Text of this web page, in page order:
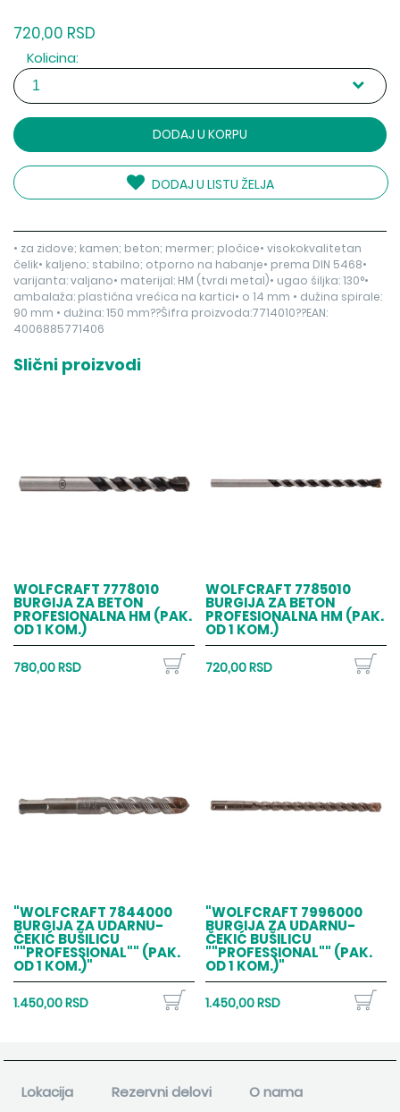
720,00 RSD
Kolicina:
DODAJ U KORPU
DODAJ U LISTU ŽELJA
• za zidove; kamen; beton; mermer; pločice• visokokvalitetan
čelik• kaljeno; stabilno; otporno na habanje• prema DIN 5468•
varijanta: valjano• materijal: HM (tvrdi metal)• ugao šiljka: 130°•
ambalaža: plastična vrećica na kartici• o 14 mm • dužina spirale:
90 mm • dužina: 150 mm??Šifra proizvoda:7714010??EAN:
4006885771406
Slični proizvodi
WOLFCRAFT 7778010
BURGIJA ZA BETON
PROFESIONALNA HM (PAK.
OD 1 KOM.)
780,00 RSD
WOLFCRAFT 7785010
BURGIJA ZA BETON
PROFESIONALNA HM (PAK.
OD 1 KOM.)
720,00 RSD
"WOLFCRAFT 7844000
BURGIJA ZA UDARNU-
ČEKIĆ BUŠILICU
""PROFESSIONAL"" (PAK.
OD 1 KOM.)"
1.450,00 RSD
"WOLFCRAFT 7996000
BURGIJA ZA UDARNU-
ČEKIĆ BUŠILICU
""PROFESSIONAL"" (PAK.
OD 1 KOM.)"
1.450,00 RSD
Lokacija Rezervni delovi O nama